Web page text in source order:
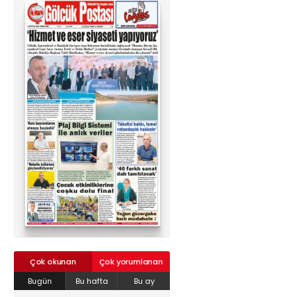
Çok okunan
Çok yorumlanan
Bugün
Bu hafta Bu ay
02624132333
haber@golcukpostasi.com